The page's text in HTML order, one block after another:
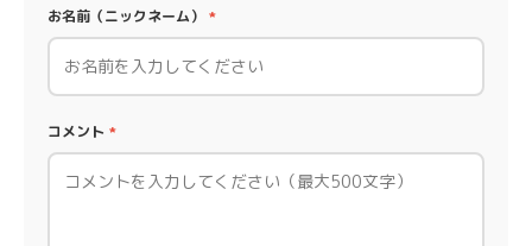
お名前（ニックネーム） *
コメント *